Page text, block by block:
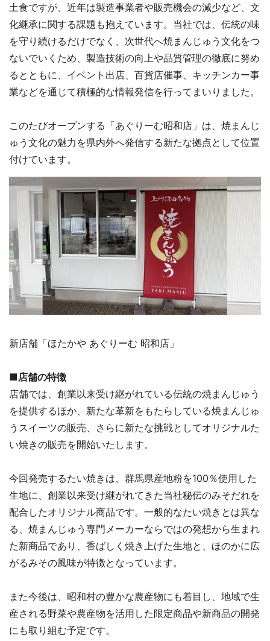
土食ですが、近年は製造事業者や販売機会の減少など、文
化継承に関する課題も抱えています。当社では、伝統の味
を守り続けるだけでなく、次世代へ焼まんじゅう文化をつ
ないでいくため、製造技術の向上や品質管理の徹底に努め
るとともに、イベント出店、百貨店催事、キッチンカー事
業などを通じて積極的な情報発信を行ってまいりました。
このたびオープンする「あぐりーむ昭和店」は、焼まんじ
ゅう文化の魅力を県内外へ発信する新たな拠点として位置
付けています。
新店舗「ほたかや あぐりーむ 昭和店」
■店舗の特徴
店舗では、創業以来受け継がれている伝統の焼まんじゅう
を提供するほか、新たな革新をもたらしている焼まんじゅ
うスイーツの販売、さらに新たな挑戦としてオリジナルた
い焼きの販売を開始いたします。
今回発売するたい焼きは、群馬県産地粉を100％使用した
生地に、創業以来受け継がれてきた当社秘伝のみそだれを
配合したオリジナル商品です。一般的なたい焼きとは異な
る、焼まんじゅう専門メーカーならではの発想から生まれ
た新商品であり、香ばしく焼き上げた生地と、ほのかに広
がるみその風味が特徴となっています。
また今後は、昭和村の豊かな農産物にも着目し、地域で生
産される野菜や農産物を活用した限定商品や新商品の開発
にも取り組む予定です。